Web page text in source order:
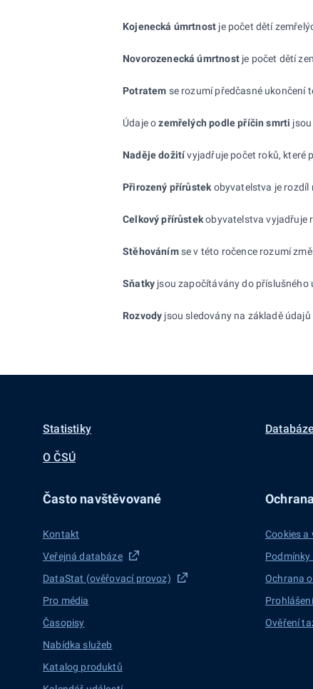
Kojenecká úmrtnost je počet dětí
Novorozenecká úmrtnostje počet dětí
Potratem se rozumí předčasné ukončení
Údaje ozemřelých podle příčin smrti
Naděje dožitívyjadřuje počet roků, které
Přirozený přírůstek obyvatelstva je rozdíl
Celkový přírůstekobyvatelstva vyjadřuje
Stěhovánímse v této ročence rozumí
Sňatky jsou započítávány do příslušného
Rozvody jsou sledovány na základě
Statistiky
O ČSÚ
Často navštěvované
Kontakt
Veřejná databáze
DataStat (ověřovací provoz)
Pro média
Časopisy
Nabídka služeb
Katalog produktů
Cookies a
Podmínky
Ochrana
Ověření